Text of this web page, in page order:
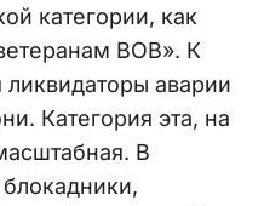
категории, как
ВОВ». К
ликвидаторы аварии
Категория эта, на
В
блокадники,